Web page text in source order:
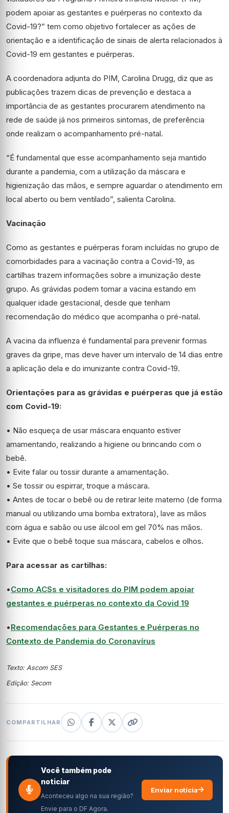
podem apoiar as gestantes e puérperas no contexto da
Covid-19?” tem como objetivo fortalecer as ações de
orientação e a identificação de sinais de alerta relacionados à
Covid-19 em gestantes e puérperas.
A coordenadora adjunta do PIM, Carolina Drugg, diz que as
publicações trazem dicas de prevenção e destaca a
importância de as gestantes procurarem atendimento na
rede de saúde já nos primeiros sintomas, de preferência
onde realizam o acompanhamento pré-natal.
“É fundamental que esse acompanhamento seja mantido
durante a pandemia, com a utilização da máscara e
higienização das mãos, e sempre aguardar o atendimento em
local aberto ou bem ventilado”, salienta Carolina.
Vacinação
Como as gestantes e puérperas foram incluídas no grupo de
comorbidades para a vacinação contra a Covid-19, as
cartilhas trazem informações sobre a imunização deste
grupo. As grávidas podem tomar a vacina estando em
qualquer idade gestacional, desde que tenham
recomendação do médico que acompanha o pré-natal.
A vacina da influenza é fundamental para prevenir formas
graves da gripe, mas deve haver um intervalo de 14 dias entre
a aplicação dela e do imunizante contra Covid-19.
Orientações para as grávidas e puérperas que já estão
com Covid-19:
• Não esqueça de usar máscara enquanto estiver
amamentando, realizando a higiene ou brincando com o
bebê.
• Evite falar ou tossir durante a amamentação.
• Se tossir ou espirrar, troque a máscara.
• Antes de tocar o bebê ou de retirar leite materno (de forma
manual ou utilizando uma bomba extratora), lave as mãos
com água e sabão ou use álcool em gel 70% nas mãos.
• Evite que o bebê toque sua máscara, cabelos e olhos.
Para acessar as cartilhas:
•Como ACSs e visitadores do PIM podem apoiar
gestantes e puérperas no contexto da Covid 19
•Recomendações para Gestantes e Puérperas no
Contexto de Pandemia do Coronavírus
Texto: Ascom SES
Edição: Secom
COMPARTILHAR
Você também pode
noticiar
Aconteceu algo na sua região?
Envie para o DF Agora.
Enviar notícia